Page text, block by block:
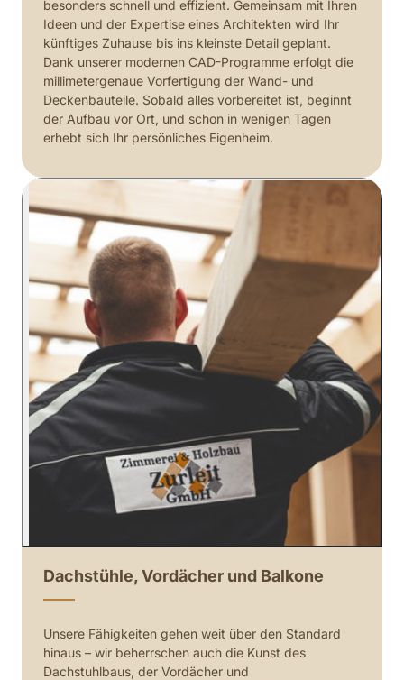
besonders schnell und effizient. Gemeinsam mit Ihren
Ideen und der Expertise eines Architekten wird Ihr
künftiges Zuhause bis ins kleinste Detail geplant.
Dank unserer modernen CAD-Programme erfolgt die
millimetergenaue Vorfertigung der Wand- und
Deckenbauteile. Sobald alles vorbereitet ist, beginnt
der Aufbau vor Ort, und schon in wenigen Tagen
erhebt sich Ihr persönliches Eigenheim.
Dachstühle, Vordächer und Balkone
Unsere Fähigkeiten gehen weit über den Standard
hinaus – wir beherrschen auch die Kunst des
Dachstuhlbaus, der Vordächer und